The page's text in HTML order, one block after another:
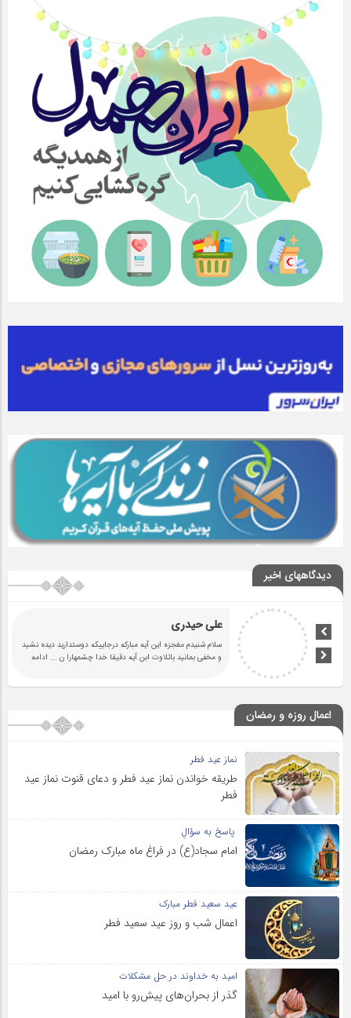
دیدگاههای اخیر
سرنوشت
اللَّٰهُمَّ صَلِّ عَلَىٰ مُحَمَّدٍ وَآلِ مُحَمَّدٍ... ادامه
اعمال روزه و رمضان
نماز عید فطر
طریقه خواندن نماز عید فطر و دعای قنوت نماز عید
فطر
پاسخ به سؤالِ
امام سجاد(ع) در فراغ ماه مبارک رمضان
عید سعید فطر مبارک
اعمال شب و روز عید سعید فطر
امید به خداوند در حل مشکلات
گذر از بحران‌های پیش‌رو با امید